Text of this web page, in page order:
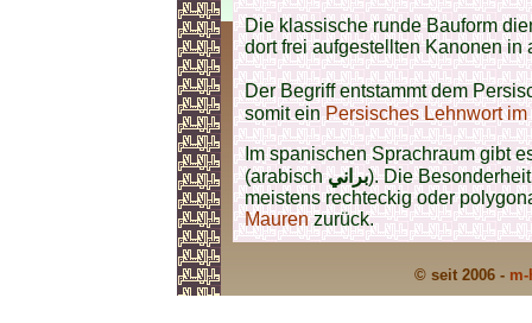
Die klassische runde Bauform
dort frei aufgestellten Kanonen in
Der Begriff entstammt dem
somit einPersisches Lehnwort
Im spanischen Sprachraum gibt
(arabischبراني). Die
meistens rechteckig oder
Maurenzurück.
© seit 2006 -